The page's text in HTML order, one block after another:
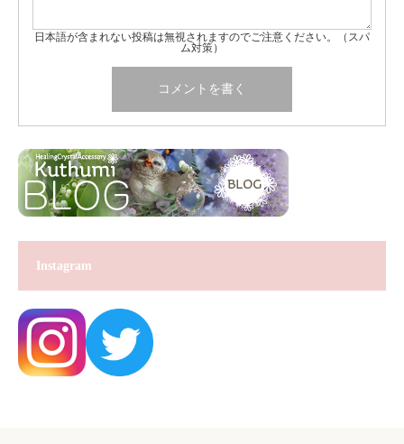
日本語が含まれない投稿は無視されますのでご注意ください。（スパ
ム対策）
Instagram